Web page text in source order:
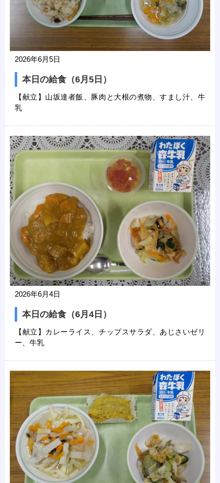
2026年6月5日
本日の給食（6月5日）
【献立】山坂達者飯、豚肉と大根の煮物、すまし汁、牛
乳
2026年6月4日
本日の給食（6月4日）
【献立】カレーライス、チップスサラダ、あじさいゼリ
ー、牛乳